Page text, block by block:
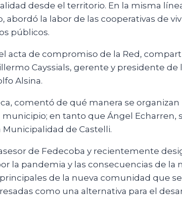
desde el territorio. En la misma
la labor de las cooperativas de
públicos.
acta de compromiso de la Red,
Cayssials, gerente y presidente de
Alsina.
comentó de qué manera se
en tanto que Ángel Echarren,
de Castelli.
de Fedecoba y recientemente
la pandemia y las consecuencias de la
de la nueva comunidad que
como una alternativa para el